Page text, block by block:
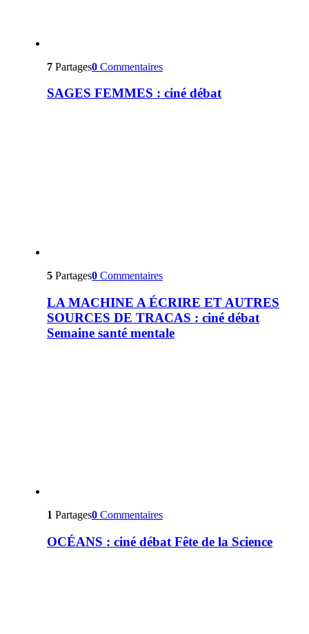
7 Partages0 Commentaires
SAGES FEMMES : ciné débat
5 Partages0 Commentaires
LA MACHINE A ÉCRIRE ET AUTRES
SOURCES DE TRACAS : ciné débat
Semaine santé mentale
1 Partages0 Commentaires
OCÉANS : ciné débat Fête de la Science